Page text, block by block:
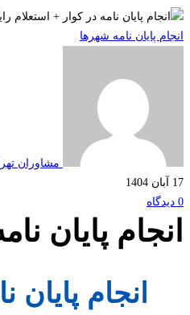
انجام پایان نامه شهرها
مشاوران
17 آبان 1404
0 دیدگاه
انجام پایان
انجام